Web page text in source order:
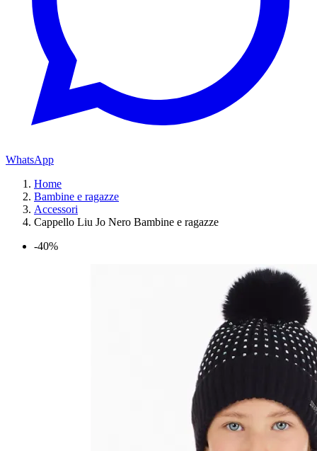
WhatsApp
Home
Bambine e ragazze
Accessori
Cappello Liu Jo Nero Bambine e ragazze
-40%